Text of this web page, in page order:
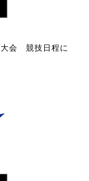
大会 競技日程に